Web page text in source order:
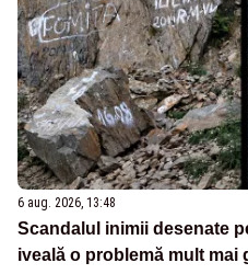
6 aug. 2026, 13:48
Scandalul inimii desenate
iveală o problemă mult mai